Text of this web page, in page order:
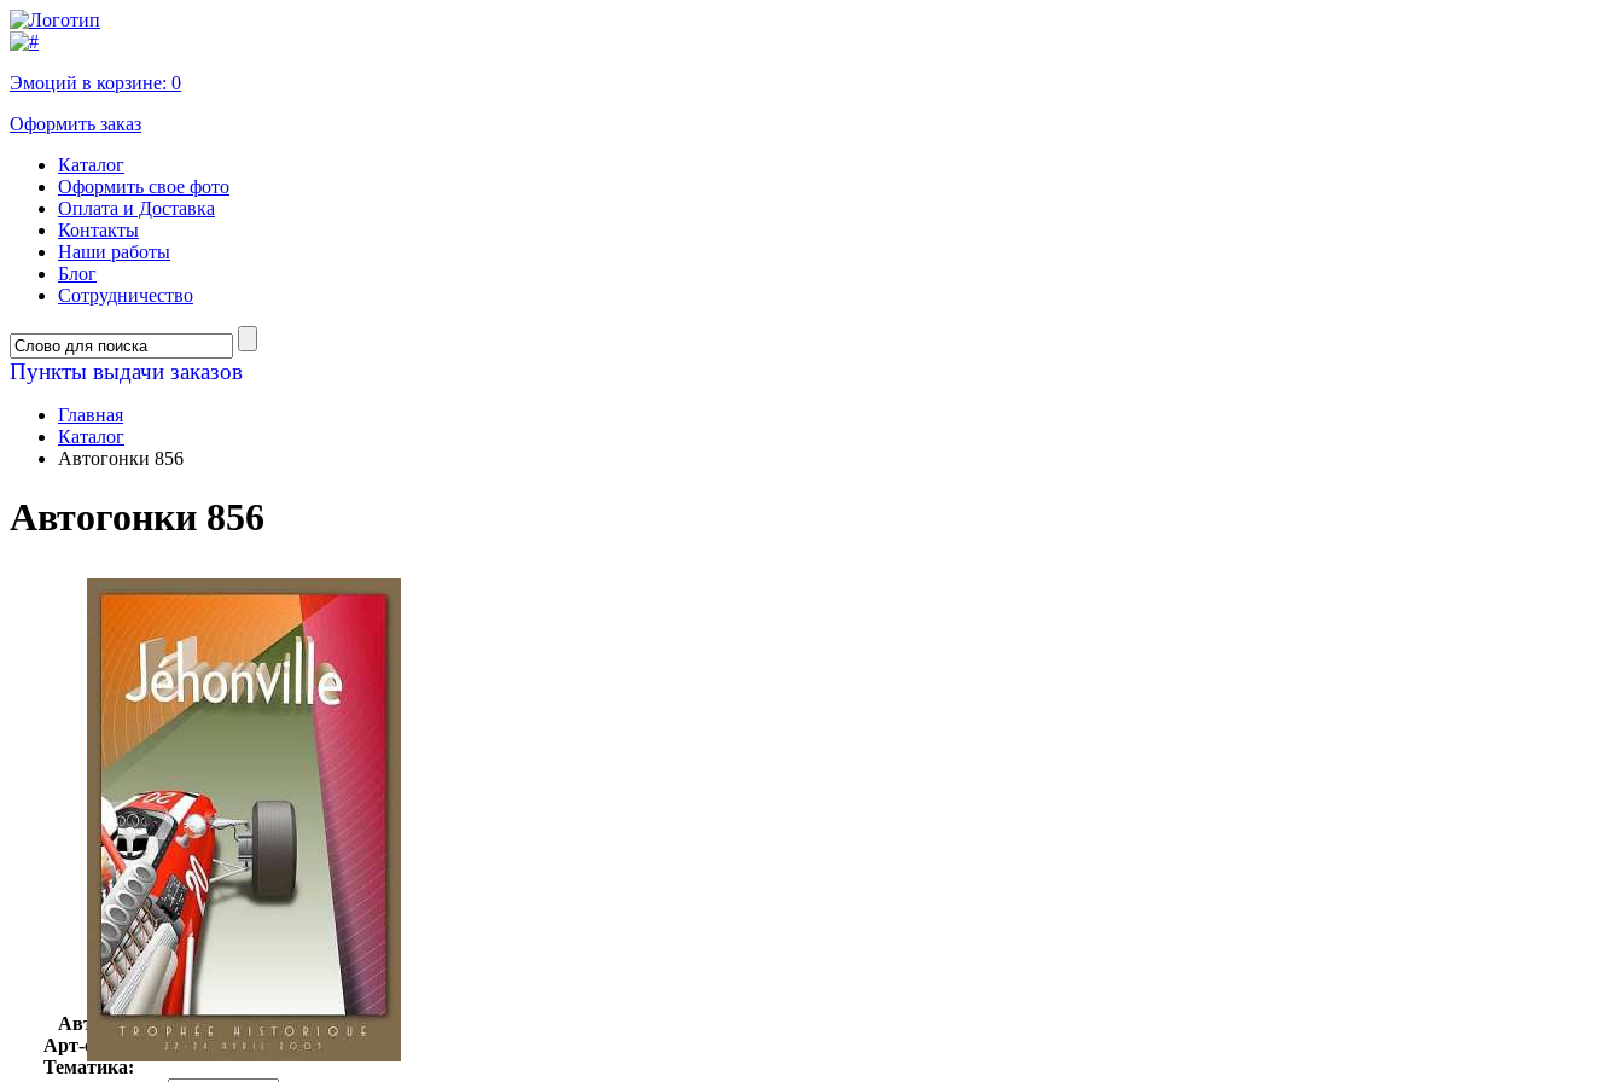
Эмоций в корзине: 0
Оформить заказ
Каталог
Оформить свое фото
Оплата и Доставка
Контакты
Наши работы
Блог
Сотрудничество
Пункты выдачи заказов
Главная
Каталог
Автогонки 856
Автогонки 856
Автор:
Неизвестно
Арт-стиль
Ретро-Фотографии
Тематика: